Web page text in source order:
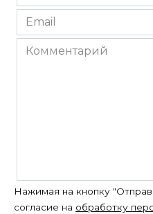
*
Email
*
Комментарий
Нажимая на кнопку
согласие на обработку